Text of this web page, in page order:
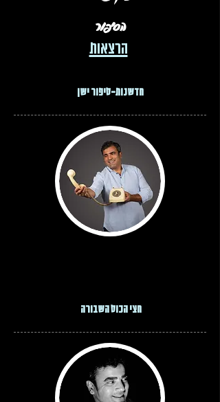
הסיפור הירושלמי שלי
הרצאות
הסיפור
חדשנות-סיפור ישן
חצי הכוס השבורה